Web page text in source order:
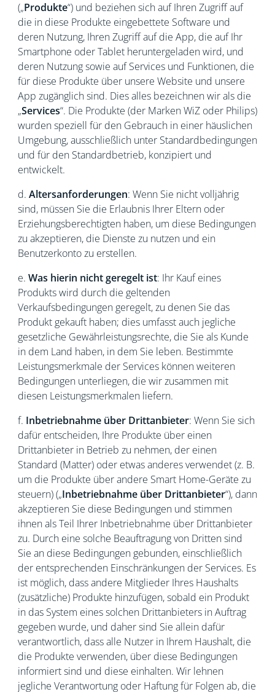
(„Produkte“) und beziehen sich auf Ihren Zugriff auf
die in diese Produkte eingebettete Software und
deren Nutzung, Ihren Zugriff auf die App, die auf Ihr
Smartphone oder Tablet heruntergeladen wird, und
deren Nutzung sowie auf Services und Funktionen, die
für diese Produkte über unsere Website und unsere
App zugänglich sind. Dies alles bezeichnen wir als die
„Services“. Die Produkte (der Marken WiZ oder Philips)
wurden speziell für den Gebrauch in einer häuslichen
Umgebung, ausschließlich unter Standardbedingungen
und für den Standardbetrieb, konzipiert und
entwickelt.
d. Altersanforderungen: Wenn Sie nicht volljährig
sind, müssen Sie die Erlaubnis Ihrer Eltern oder
Erziehungsberechtigten haben, um diese Bedingungen
zu akzeptieren, die Dienste zu nutzen und ein
Benutzerkonto zu erstellen.
e. Was hierin nicht geregelt ist: Ihr Kauf eines
Produkts wird durch die geltenden
Verkaufsbedingungen geregelt, zu denen Sie das
Produkt gekauft haben; dies umfasst auch jegliche
gesetzliche Gewährleistungsrechte, die Sie als Kunde
in dem Land haben, in dem Sie leben. Bestimmte
Leistungsmerkmale der Services können weiteren
Bedingungen unterliegen, die wir zusammen mit
diesen Leistungsmerkmalen liefern.
f. Inbetriebnahme über Drittanbieter: Wenn Sie sich
dafür entscheiden, Ihre Produkte über einen
Drittanbieter in Betrieb zu nehmen, der einen
Standard (Matter) oder etwas anderes verwendet (z. B.
um die Produkte über andere Smart Home-Geräte zu
steuern) („Inbetriebnahme über Drittanbieter“), dann
akzeptieren Sie diese Bedingungen und stimmen
ihnen als Teil Ihrer Inbetriebnahme über Drittanbieter
zu. Durch eine solche Beauftragung von Dritten sind
Sie an diese Bedingungen gebunden, einschließlich
der entsprechenden Einschränkungen der Services. Es
ist möglich, dass andere Mitglieder Ihres Haushalts
(zusätzliche) Produkte hinzufügen, sobald ein Produkt
in das System eines solchen Drittanbieters in Auftrag
gegeben wurde, und daher sind Sie allein dafür
verantwortlich, dass alle Nutzer in Ihrem Haushalt, die
die Produkte verwenden, über diese Bedingungen
informiert sind und diese einhalten. Wir lehnen
jegliche Verantwortung oder Haftung für Folgen ab, die